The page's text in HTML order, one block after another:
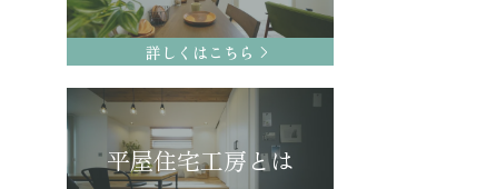
詳しくはこちら
平屋住宅工房とは